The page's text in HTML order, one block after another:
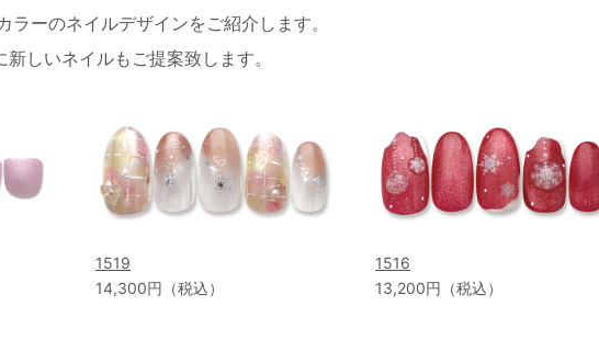
ラーのネイルデザインをご紹介します。
しいネイルもご提案致します。
1519
14,300円（税込）
1516
13,200円（税込）